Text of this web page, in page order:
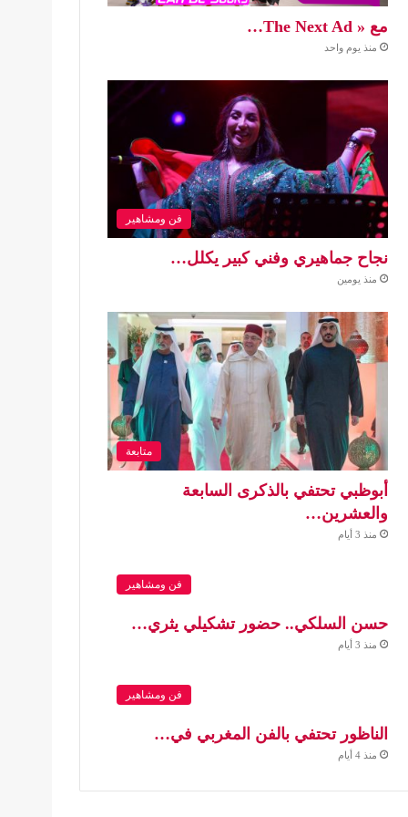
مع « The Next Ad…
منذ يوم واحد
فن ومشاهير
نجاح جماهيري وفني كبير يكلل…
منذ يومين
متابعة
أبوظبي تحتفي بالذكرى السابعة
والعشرين…
منذ 3 أيام
فن ومشاهير
حسن السلكي.. حضور تشكيلي يثري…
منذ 3 أيام
فن ومشاهير
الناظور تحتفي بالفن المغربي في…
منذ 4 أيام